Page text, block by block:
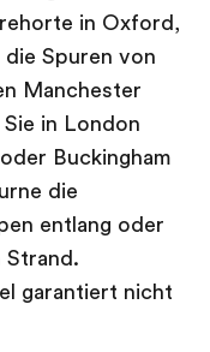
in Oxford,
Spuren von
Manchester
in London
Buckingham
die
entlang oder
Strand.
garantiert nicht